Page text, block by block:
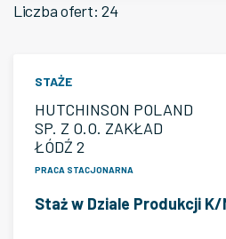
Liczba ofert: 24
STAŻE
HUTCHINSON POLAND
SP. Z O.O. ZAKŁAD
ŁÓDŹ 2
PRACA STACJONARNA
Staż w Dziale Produkcji K/